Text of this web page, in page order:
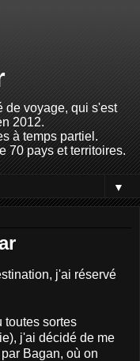
de voyage, qui s'est
2012.
à temps partiel.
70 pays et territoires.
▼
j'ai réservé
toutes sortes
j'ai décidé de me
Bagan, où on